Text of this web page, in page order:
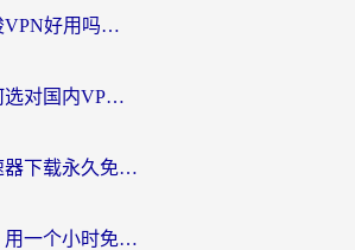
海外党必看：穿梭VPN好用吗？和云帆VPN对比哪个回国效果更好？附真实测评+避坑指南
海外党必看：如何选对国内VPN，实现无缝访问国内资源？
海外党必看：加速器下载永久免费版真的存在吗？教你无缝访问国内资源的正确姿势
海外党自救指南：用一个小时免费加速器，轻松打破国内资源访问壁垒？